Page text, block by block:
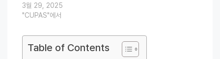
3월 29, 2025
"CUPAS"에서
Table of Contents